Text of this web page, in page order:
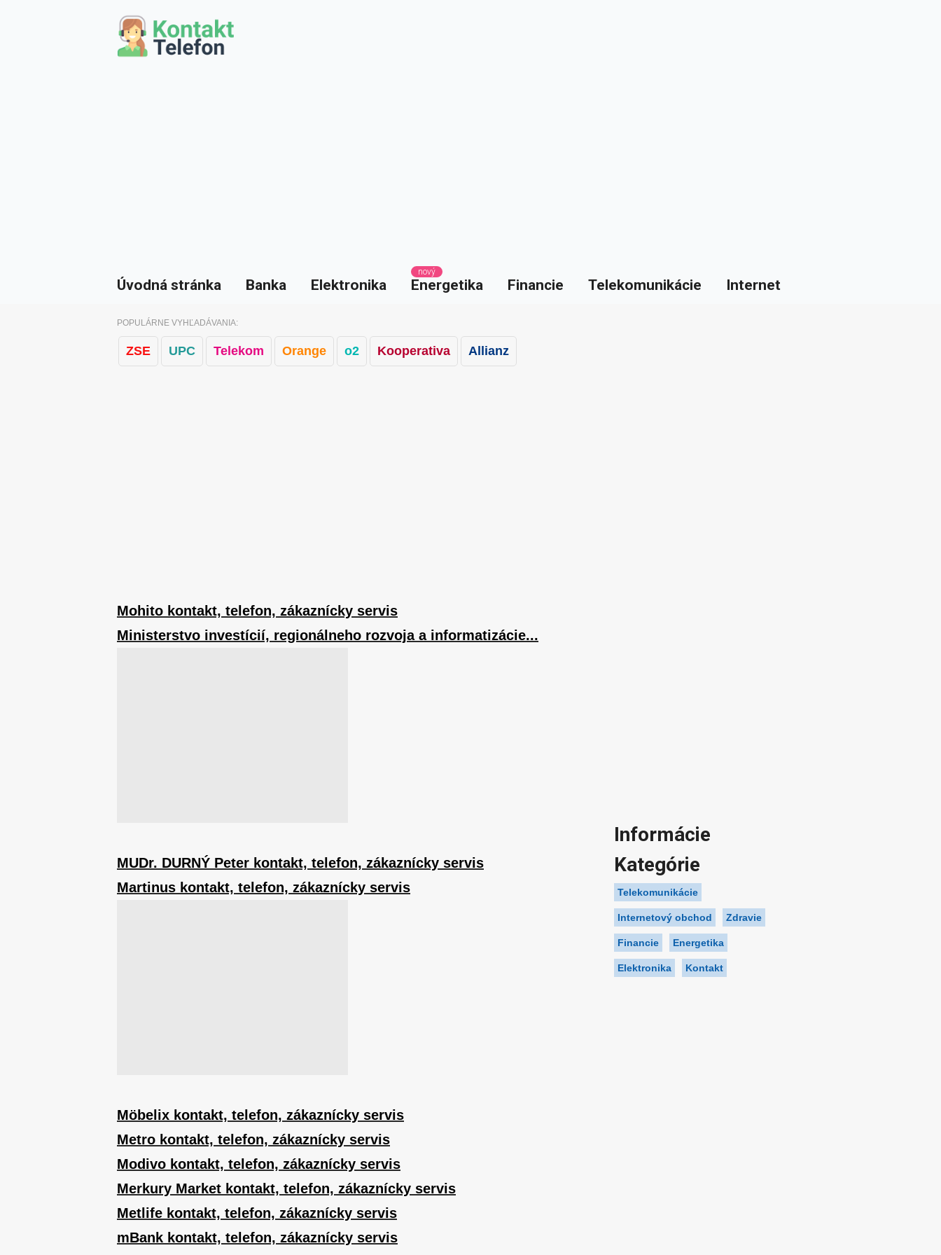
Úvodná stránka Banka Elektronika
nový
Energetika Financie Telekomunikácie Internet
POPULÁRNE VYHĽADÁVANIA:
ZSE UPC Telekom Orange o2 Kooperativa Allianz
Mohito kontakt, telefon, zákaznícky servis
Ministerstvo investícií, regionálneho rozvoja a informatizácie...
MUDr. DURNÝ Peter kontakt, telefon, zákaznícky servis
Martinus kontakt, telefon, zákaznícky servis
Möbelix kontakt, telefon, zákaznícky servis
Metro kontakt, telefon, zákaznícky servis
Modivo kontakt, telefon, zákaznícky servis
Merkury Market kontakt, telefon, zákaznícky servis
Metlife kontakt, telefon, zákaznícky servis
mBank kontakt, telefon, zákaznícky servis
Informácie
Kategórie
Telekomunikácie
Internetový obchod Zdravie
Financie Energetika
Elektronika Kontakt